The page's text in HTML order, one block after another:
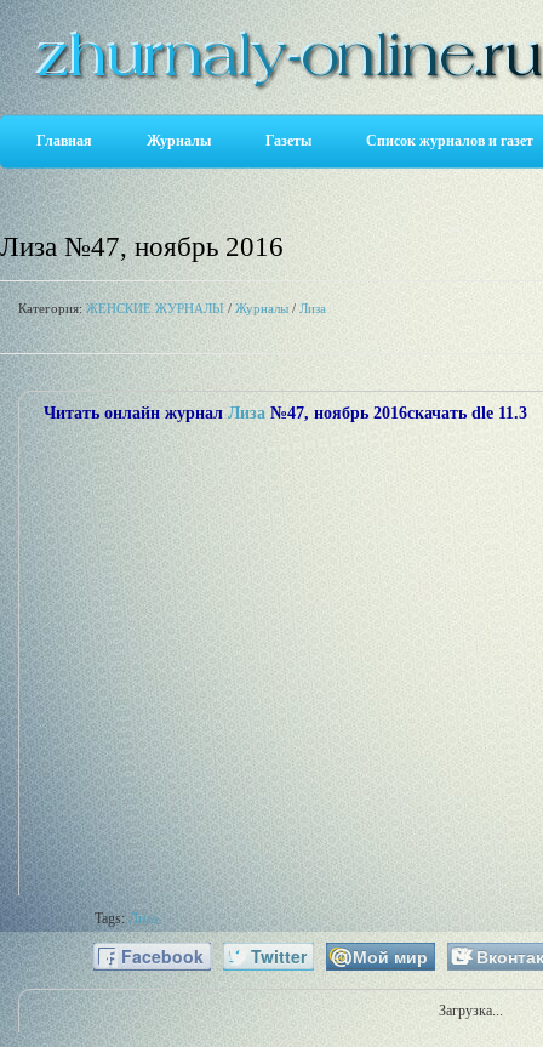
Главная Журналы Газеты Список журналов и газет
Лиза №47, ноябрь 2016
Категория:ЖЕНСКИЕ ЖУРНАЛЫ / Журналы / Лиза
Читать онлайн журнал Лиза №47, ноябрь 2016скачать dle 11.3
Tags:Лиза
Facebook Twitter Мой мир
Загрузка...